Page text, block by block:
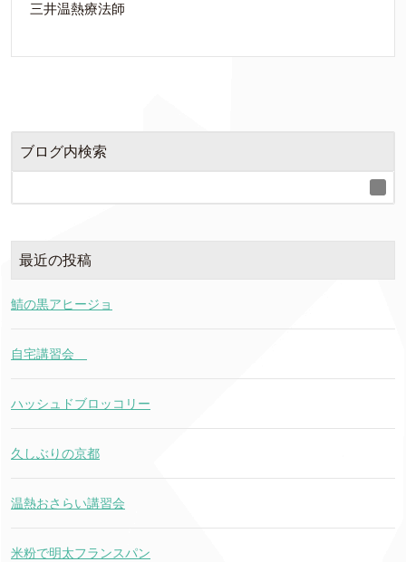
三井温熱療法師
ブログ内検索
最近の投稿
鯖の黒アヒージョ
自宅講習会
ハッシュドブロッコリー
久しぶりの京都
温熱おさらい講習会
米粉で明太フランスパン